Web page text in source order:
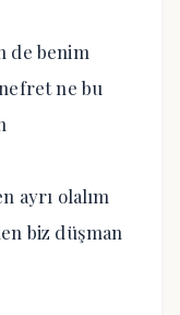
de benim
ne bu
ayrı olalım
biz düşman